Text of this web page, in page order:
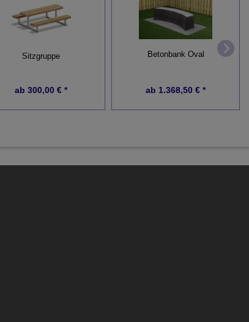
Sitzgruppe
ab 300,00 € *
Betonbank Oval
ab 1.368,50 € *